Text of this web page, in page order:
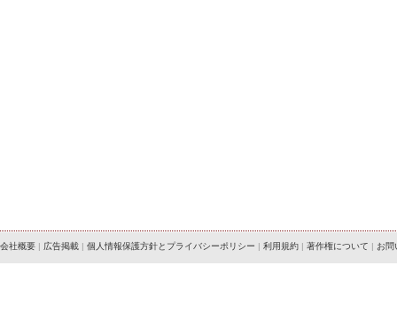
会社概要 | 広告掲載 | 個人情報保護方針とプライバシーポリシー | 利用規約 | 著作権について | お問